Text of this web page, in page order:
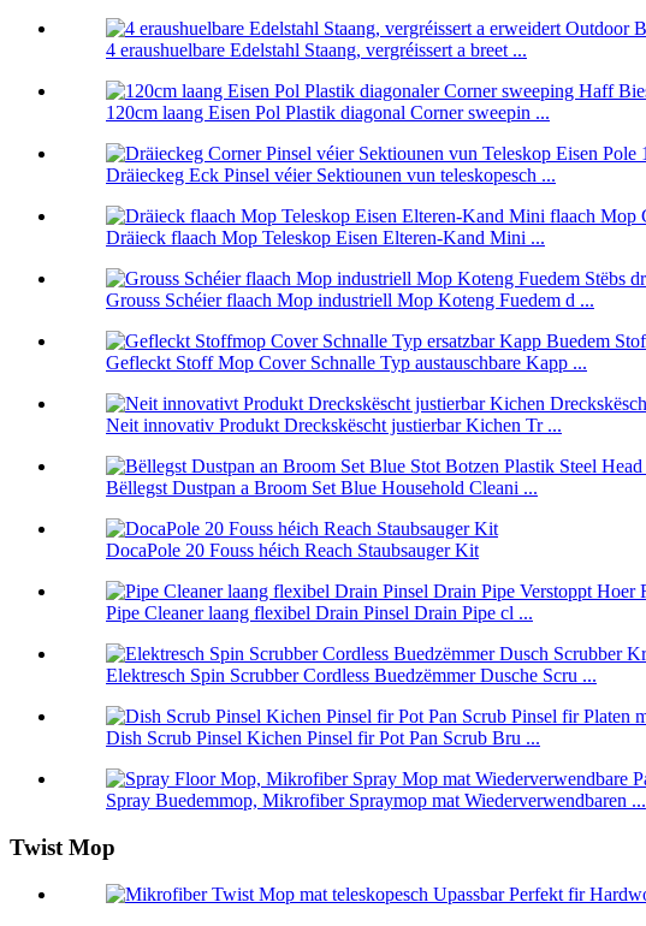
4 eraushuelbare Edelstahl Staang, vergréissert a breet ...
120cm laang Eisen Pol Plastik diagonal Corner sweepin ...
Dräieckeg Eck Pinsel véier Sektiounen vun teleskopesch ...
Dräieck flaach Mop Teleskop Eisen Elteren-Kand Mini ...
Grouss Schéier flaach Mop industriell Mop Koteng Fuedem d ...
Gefleckt Stoff Mop Cover Schnalle Typ austauschbare Kapp ...
Neit innovativ Produkt Dreckskëscht justierbar Kichen Tr ...
Bëllegst Dustpan a Broom Set Blue Household Cleani ...
DocaPole 20 Fouss héich Reach Staubsauger Kit
Pipe Cleaner laang flexibel Drain Pinsel Drain Pipe cl ...
Elektresch Spin Scrubber Cordless Buedzëmmer Dusche Scru ...
Dish Scrub Pinsel Kichen Pinsel fir Pot Pan Scrub Bru ...
Spray Buedemmop, Mikrofiber Spraymop mat Wiederverwendbaren ...
Twist Mop